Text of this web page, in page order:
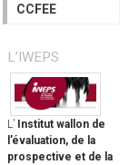
CCFEE
L’IWEPS
L’ Institut wallon de
l’évaluation, de la
prospective et de la